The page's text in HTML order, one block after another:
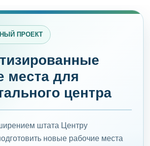
ПРОЕКТ
места для
центра
штата Центру
новые рабочие места